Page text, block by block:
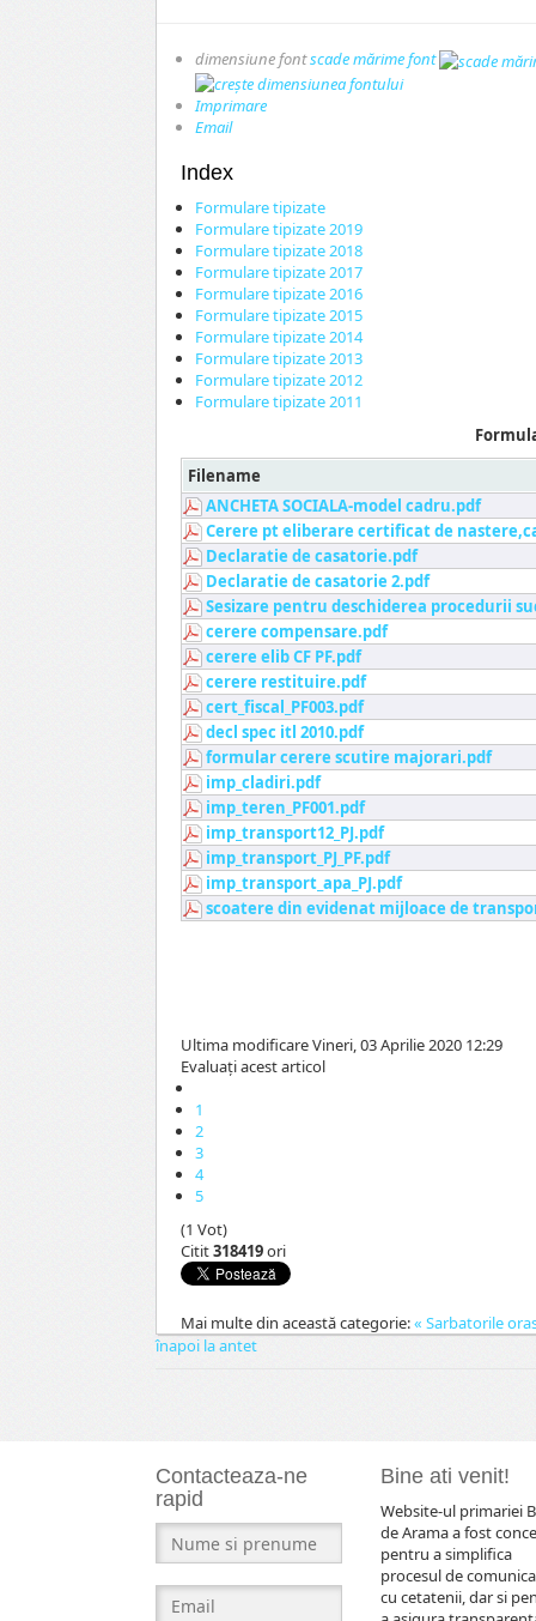
dimensiune fontscade mărime font
Imprimare
Email
Index
Formulare tipizate
Formulare tipizate 2019
Formulare tipizate 2018
Formulare tipizate 2017
Formulare tipizate 2016
Formulare tipizate 2015
Formulare tipizate 2014
Formulare tipizate 2013
Formulare tipizate 2012
Formulare tipizate 2011
Filename
ANCHETA SOCIALA-model cadru.pdf
Cerere pt eliberare certificat de
Declaratie de casatorie.pdf
Declaratie de casatorie 2.pdf
Sesizare pentru deschiderea procedurii
cerere compensare.pdf
cerere elib CF PF.pdf
cerere restituire.pdf
cert_fiscal_PF003.pdf
decl spec itl 2010.pdf
formular cerere scutire majorari.pdf
imp_cladiri.pdf
imp_teren_PF001.pdf
imp_transport12_PJ.pdf
imp_transport_PJ_PF.pdf
imp_transport_apa_PJ.pdf
scoatere din evidenat mijloace de
Ultima modificare Vineri, 03 Aprilie 2020 12:29
Evaluaţi acest articol
1
2
3
4
5
(1 Vot)
Citit318419ori
Mai multe din această categorie:« Sarbatorile
înapoi la antet
Contacteaza-ne
rapid
Bine ati venit!
Website-ul primariei
de Arama a fost
pentru a simplifica
procesul de
cu cetatenii, dar si